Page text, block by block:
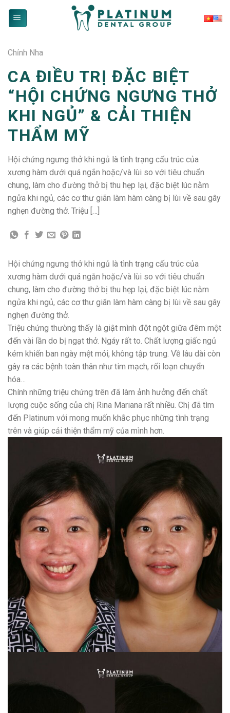
Chỉnh Nha
CA ĐIỀU TRỊ ĐẶC BIỆT
“HỘI CHỨNG NGƯNG THỞ
KHI NGỦ” & CẢI THIỆN
THẨM MỸ
Hội chứng ngưng thở khi ngủ là tình trạng cấu trúc của
xương hàm dưới quá ngắn hoặc/và lùi so với tiêu chuẩn
chung, làm cho đường thở bị thu hẹp lại, đặc biệt lúc nằm
ngửa khi ngủ, các cơ thư giãn làm hàm càng bị lùi về sau gây
nghẹn đường thở. Triệu […]
Hội chứng ngưng thở khi ngủ là tình trạng cấu trúc của
xương hàm dưới quá ngắn hoặc/và lùi so với tiêu chuẩn
chung, làm cho đường thở bị thu hẹp lại, đặc biệt lúc nằm
ngửa khi ngủ, các cơ thư giãn làm hàm càng bị lùi về sau gây
nghẹn đường thở.
Triệu chứng thường thấy là giật mình đột ngột giữa đêm một
đến vài lần do bị ngạt thở. Ngáy rất to. Chất lượng giấc ngủ
kém khiến ban ngày mệt mỏi, không tập trung. Về lâu dài còn
gây ra các bệnh toàn thân như tim mạch, rối loạn chuyển
hóa…
Chính những triệu chứng trên đã làm ảnh hưởng đến chất
lượng cuộc sống của chị Rina Mariana rất nhiều. Chị đã tìm
đến Platinum với mong muốn khắc phục những tình trạng
trên và giúp cải thiện thẩm mỹ của mình hơn.